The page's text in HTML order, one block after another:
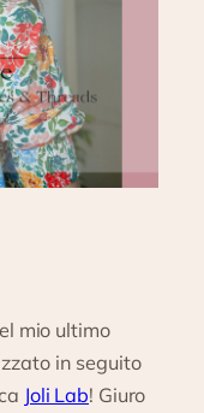
mio ultimo
in seguito
Joli Lab! Giuro